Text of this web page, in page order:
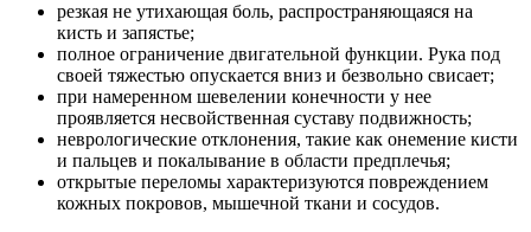
резкая не утихающая боль, распространяющаяся на
кисть и запястье;
полное ограничение двигательной функции. Рука под
своей тяжестью опускается вниз и безвольно свисает;
при намеренном шевелении конечности у нее
проявляется несвойственная суставу подвижность;
неврологические отклонения, такие как онемение кисти
и пальцев и покалывание в области предплечья;
открытые переломы характеризуются повреждением
кожных покровов, мышечной ткани и сосудов.